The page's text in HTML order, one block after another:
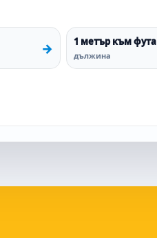
→ 1 метър към фута
дължина